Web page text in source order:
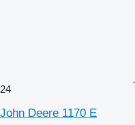
24
John Deere 1170 E